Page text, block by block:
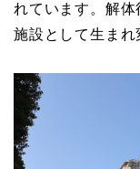
れています。解
施設として生まれ